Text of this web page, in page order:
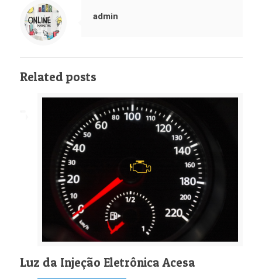
admin
Related posts
Luz da Injeção Eletrônica Acesa